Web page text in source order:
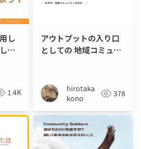
し
よ
1.4K
アウトプットの入り口
としての 地域コミュニ
hirotaka
kono
378